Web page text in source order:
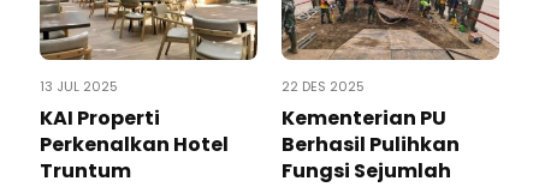
13 JUL 2025
KAI Properti
Perkenalkan Hotel
Truntum
22 DES 2025
Kementerian PU
Berhasil Pulihkan
Fungsi Sejumlah